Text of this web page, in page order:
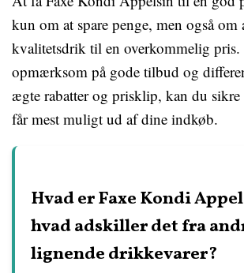
kun om at spare penge, men også om
kvalitetsdrik til en overkommelig
opmærksom på gode tilbud og
ægte rabatter og prisklip, kan du
får mest muligt ud af dine indkøb.
Hvad er Faxe Kondi
hvad adskiller det fra
lignende drikkevarer?